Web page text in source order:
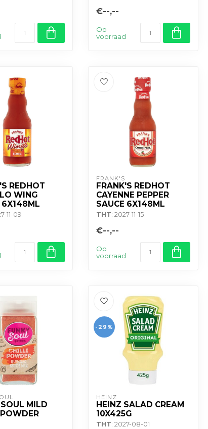
€--,--
Op
voorraad
REDHOT
WING
6X148ML
11-09
FRANK'S
FRANK'S REDHOT
CAYENNE PEPPER
SAUCE 6X148ML
THT: 2027-11-15
€--,--
Op
voorraad
SOUL MILD
-29%
HEINZ
HEINZ SALAD CREAM
10X425G
THT: 2027-08-01